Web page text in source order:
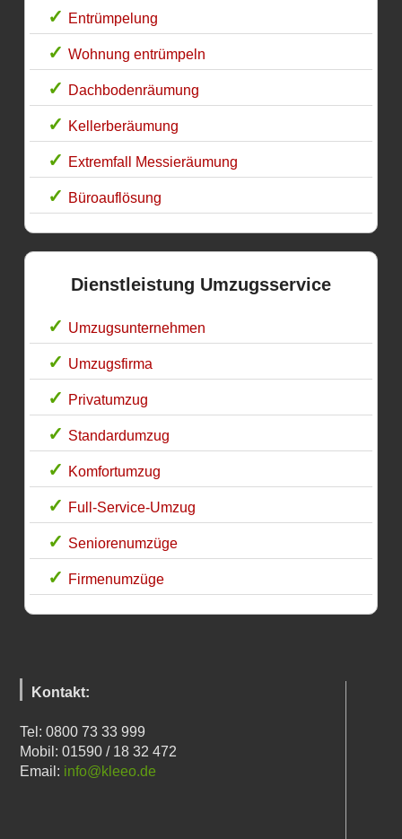
Entrümpelung
Wohnung entrümpeln
Dachbodenräumung
Kellerberäumung
Extremfall Messieräumung
Büroauflösung
Dienstleistung Umzugsservice
Umzugsunternehmen
Umzugsfirma
Privatumzug
Standardumzug
Komfortumzug
Full-Service-Umzug
Seniorenumzüge
Firmenumzüge
Kontakt:
Tel: 0800 73 33 999
Mobil: 01590 / 18 32 472
Email: info@kleeo.de